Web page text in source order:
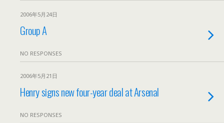
2006年5月24日
Group A
NO RESPONSES
2006年5月21日
Henry signs new four-year deal at Arsenal
NO RESPONSES